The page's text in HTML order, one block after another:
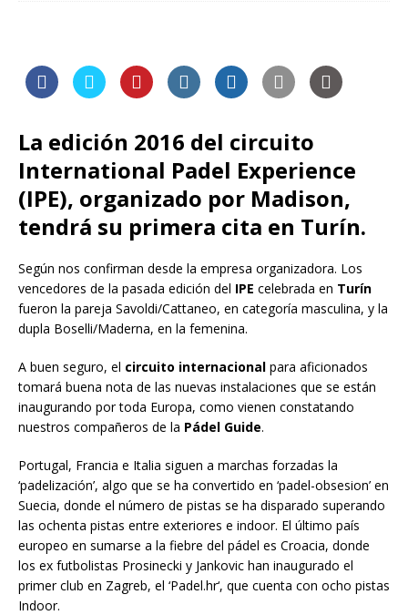
La edición 2016 del circuito
International Padel Experience
(IPE), organizado por Madison,
tendrá su primera cita en Turín.
Según nos confirman desde la empresa organizadora. Los
vencedores de la pasada edición del IPE celebrada en Turín
fueron la pareja Savoldi/Cattaneo, en categoría masculina, y la
dupla Boselli/Maderna, en la femenina.
A buen seguro, el circuito internacional para aficionados
tomará buena nota de las nuevas instalaciones que se están
inaugurando por toda Europa, como vienen constatando
nuestros compañeros de la Pádel Guide.
Portugal, Francia e Italia siguen a marchas forzadas la
‘padelización’, algo que se ha convertido en ‘padel-obsesion’ en
Suecia, donde el número de pistas se ha disparado superando
las ochenta pistas entre exteriores e indoor. El último país
europeo en sumarse a la fiebre del pádel es Croacia, donde
los ex futbolistas Prosinecki y Jankovic han inaugurado el
primer club en Zagreb, el ‘Padel.hr‘, que cuenta con ocho pistas
Indoor.